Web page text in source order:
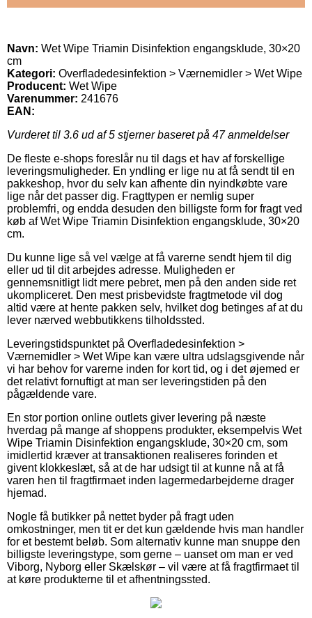
Navn: Wet Wipe Triamin Disinfektion engangsklude, 30×20
cm
Kategori: Overfladedesinfektion > Værnemidler > Wet Wipe
Producent: Wet Wipe
Varenummer: 241676
EAN:
Vurderet til 3.6 ud af 5 stjerner baseret på 47anmeldelser
De fleste e-shops foreslår nu til dags et hav af forskellige
leveringsmuligheder. En yndling er lige nu at få sendt til en
pakkeshop, hvor du selv kan afhente din nyindkøbte vare
lige når det passer dig. Fragttypen er nemlig super
problemfri, og endda desuden den billigste form for fragt ved
køb af Wet Wipe Triamin Disinfektion engangsklude, 30×20
cm.
Du kunne lige så vel vælge at få varerne sendt hjem til dig
eller ud til dit arbejdes adresse. Muligheden er
gennemsnitligt lidt mere pebret, men på den anden side ret
ukompliceret. Den mest prisbevidste fragtmetode vil dog
altid være at hente pakken selv, hvilket dog betinges af at du
lever nærved webbutikkens tilholdssted.
Leveringstidspunktet på Overfladedesinfektion >
Værnemidler > Wet Wipe kan være ultra udslagsgivende når
vi har behov for varerne inden for kort tid, og i det øjemed er
det relativt fornuftigt at man ser leveringstiden på den
pågældende vare.
En stor portion online outlets giver levering på næste
hverdag på mange af shoppens produkter, eksempelvis Wet
Wipe Triamin Disinfektion engangsklude, 30×20 cm, som
imidlertid kræver at transaktionen realiseres forinden et
givent klokkeslæt, så at de har udsigt til at kunne nå at få
varen hen til fragtfirmaet inden lagermedarbejderne drager
hjemad.
Nogle få butikker på nettet byder på fragt uden
omkostninger, men tit er det kun gældende hvis man handler
for et bestemt beløb. Som alternativ kunne man snuppe den
billigste leveringstype, som gerne – uanset om man er ved
Viborg, Nyborg eller Skælskør – vil være at få fragtfirmaet til
at køre produkterne til et afhentningssted.